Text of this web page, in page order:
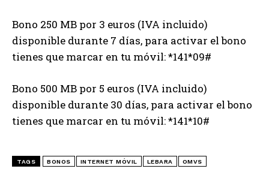
Bono 250 MB por 3 euros (IVA incluido)
disponible durante 7 días, para activar el bono
tienes que marcar en tu móvil: *141*09#
Bono 500 MB por 5 euros (IVA incluido)
disponible durante 30 días, para activar el bono
tienes que marcar en tu móvil: *141*10#
TAGS BONOS INTERNET MÓVIL LEBARA OMVS